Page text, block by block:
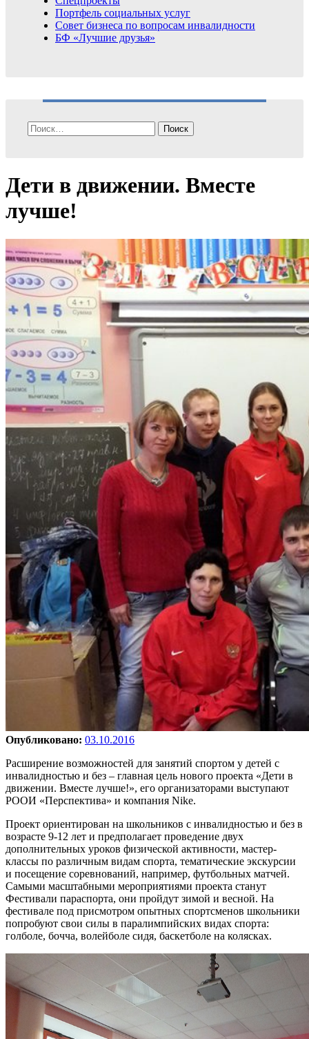
Портфель социальных услуг
Совет бизнеса по вопросам инвалидности
БФ «Лучшие друзья»
Найти:
Дети в движении. Вместе
лучше!
Опубликовано: 03.10.2016
Расширение возможностей для занятий спортом у детей с
инвалидностью и без – главная цель нового проекта «Дети в
движении. Вместе лучше!», его организаторами выступают
РООИ «Перспектива» и компания Nike.
Проект ориентирован на школьников с инвалидностью и без в
возрасте 9-12 лет и предполагает проведение двух
дополнительных уроков физической активности, мастер-
классы по различным видам спорта, тематические экскурсии
и посещение соревнований, например, футбольных матчей.
Самыми масштабными мероприятиями проекта станут
Фестивали параспорта, они пройдут зимой и весной. На
фестивале под присмотром опытных спортсменов школьники
попробуют свои силы в паралимпийских видах спорта:
голболе, бочча, волейболе сидя, баскетболе на колясках.